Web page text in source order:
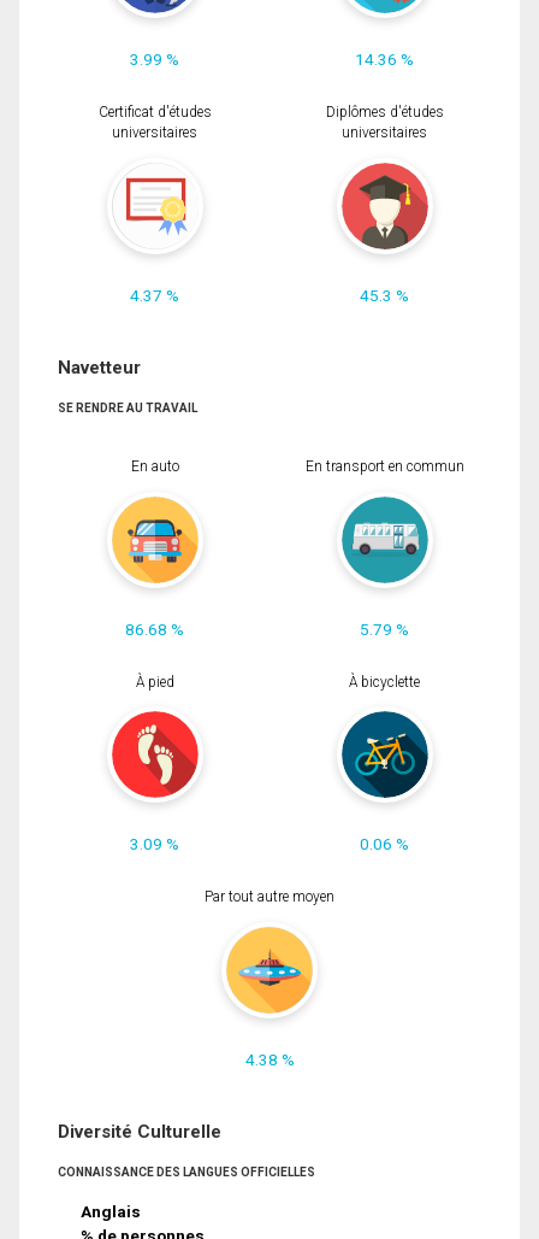
3.99 % 14.36 %
Certificat d'études
universitaires
4.37 %
Diplômes d'études
universitaires
45.3 %
Navetteur
SE RENDRE AU TRAVAIL
En auto
86.68 %
En transport en commun
5.79 %
À pied
3.09 %
À bicyclette
0.06 %
Par tout autre moyen
4.38 %
Diversité Culturelle
CONNAISSANCE DES LANGUES OFFICIELLES
Anglais
% de personnes